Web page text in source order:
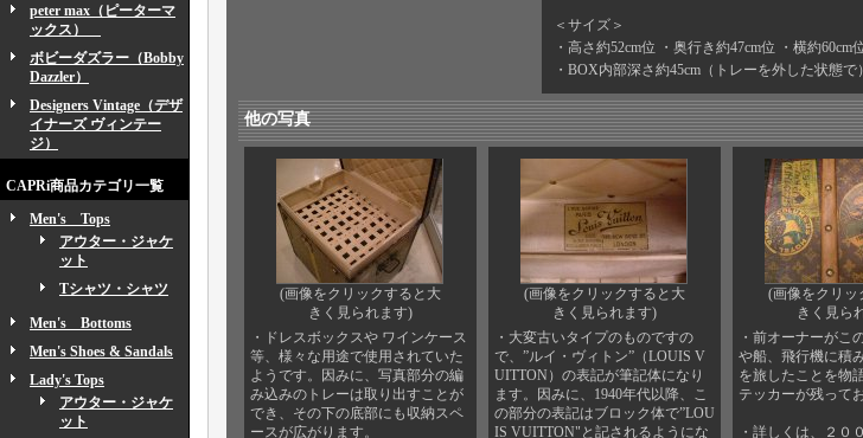
peter max（ピーターマ
ックス）
ボビーダズラー（Bobby
Dazzler）
Designers Vintage（デザ
イナーズ ヴィンテー
ジ）
CAPRi商品カテゴリ一覧
Men's Tops
アウター・ジャケ
ット
Tシャツ・シャツ
Men's Bottoms
Men's Shoes & Sandals
Lady's Tops
アウター・ジャケ
ット
＜サイズ＞
・高さ約52cm位 ・奥行き約47cm位 ・横約60cm
・BOX内部深さ約45cm（トレーを外した状態で）
他の写真
(画像をクリックすると大
きく見られます)
・ドレスボックスや ワインケース
等、様々な用途で使用されていた
ようです。因みに、写真部分の編
み込みのトレーは取り出すことが
でき、その下の底部にも収納スペ
ースが広がります。
(画像をクリックすると大
きく見られます)
・大変古いタイプのものですの
で、”ルイ・ヴィトン”（LOUIS V
UITTON）の表記が筆記体になり
ます。因みに、1940年代以降、こ
の部分の表記はブロック体で”LOU
IS VUITTON"と記されるようにな
(画像をクリッ
きく見ら
・前オーナーがこ
や船、飛行機に積
を旅したことを物
テッカーが残って
・詳しくは、２０